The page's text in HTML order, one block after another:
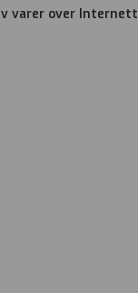
varer over Internett